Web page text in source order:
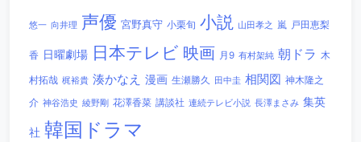
悠一 向井理 声優 宮野真守 小栗旬 小説 山田孝之 嵐 戸田恵梨
香 日曜劇場 日本テレビ 映画 月9 有村架純 朝ドラ 木
村拓哉 梶裕貴 湊かなえ 漫画 生瀬勝久 田中圭 相関図 神木隆之
介 神谷浩史 綾野剛 花澤香菜 講談社 連続テレビ小説 長澤まさみ 集英
社 韓国ドラマ